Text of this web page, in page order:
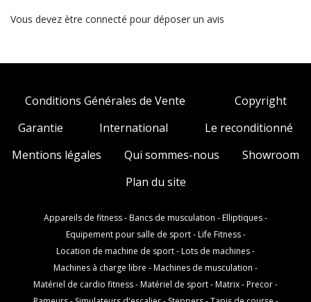
Vous devez ètre connecté pour déposer un avis
Conditions Générales de Vente
Copyright
Garantie
International
Le reconditionné
Mentions légales
Qui sommes-nous
Showroom
Plan du site
Appareils de fitness-Bancs de musculation -Elliptiques-
Equipement pour salle de sport-Life Fitness-
Location de machine de sport-Lots de machines-
Machines à charge libre -Machines de musculation -
Matériel de cardio fitness-Matériel de sport-Matrix-Precor-